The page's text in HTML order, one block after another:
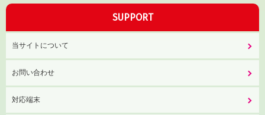
SUPPORT
当サイトについて
お問い合わせ
対応端末